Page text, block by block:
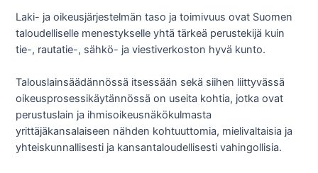
Laki- ja oikeusjärjestelmän taso ja toimivuus ovat Suomen
taloudelliselle menestykselle yhtä tärkeä perustekijä kuin
tie-, rautatie-, sähkö- ja viestiverkoston hyvä kunto.
Talouslainsäädännössä itsessään sekä siihen liittyvässä
oikeusprosessikäytännössä on useita kohtia, jotka ovat
perustuslain ja ihmisoikeusnäkökulmasta
yrittäjäkansalaiseen nähden kohtuuttomia, mielivaltaisia ja
yhteiskunnallisesti ja kansantaloudellisesti vahingollisia.